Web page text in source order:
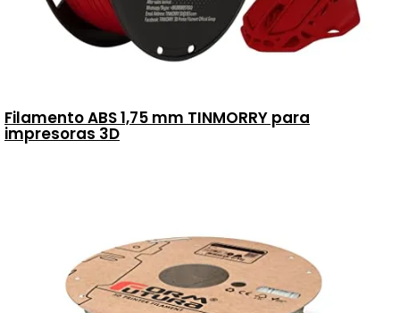
Filamento ABS 1,75 mm TINMORRY para
impresoras 3D